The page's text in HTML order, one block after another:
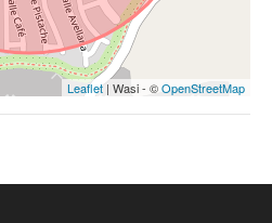
Leaflet| Wasi - ©OpenStreetMap